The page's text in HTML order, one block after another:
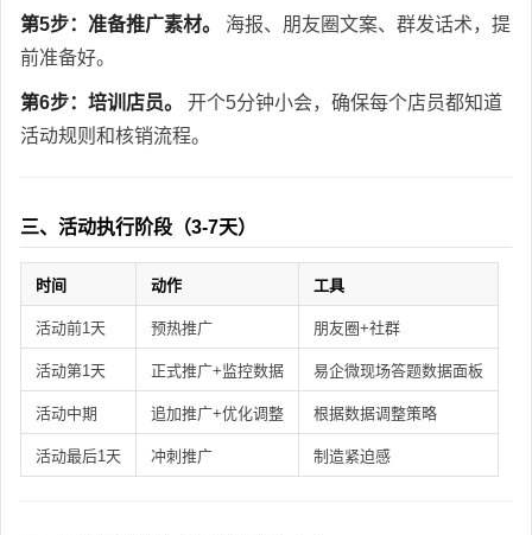
第5步：准备推广素材。
海报、朋友圈文案、群发话术，提
前准备好。
第6步：培训店员。
开个5分钟小会，确保每个店员都知道
活动规则和核销流程。
三、活动执行阶段（3-7天）
时间 动作 工具
活动前1天 预热推广 朋友圈+社群
活动第1天 正式推广+监控数据 易企微现场答题数据面板
活动中期 追加推广+优化调整 根据数据调整策略
活动最后1天 冲刺推广 制造紧迫感